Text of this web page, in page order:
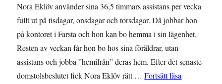
Nora Eklöv använder sina 36,5 timmars assistans per vecka
fullt ut på tisdagar, onsdagar och torsdagar. Då jobbar hon
på kontoret i Farsta och hon kan bo hemma i sin lägenhet.
Resten av veckan får hon bo hos sina föräldrar, utan
assistans och jobba ”hemifrån” deras hem. Efter det senaste
domstolsbeslutet fick Nora Eklöv rätt …Fortsätt läsa